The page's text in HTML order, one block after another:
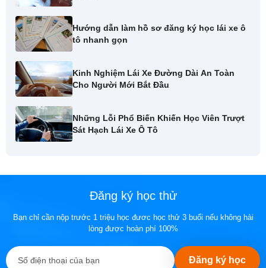
Hướng dẫn làm hồ sơ đăng ký học lái xe ô
tô nhanh gọn
Kinh Nghiệm Lái Xe Đường Dài An Toàn
Cho Người Mới Bắt Đầu
Những Lỗi Phổ Biến Khiến Học Viên Trượt
Sát Hạch Lái Xe Ô Tô
Đăng ký học thử
Bạn chỉ cần nộp trước 1 triệu học đươc học thử 3 buổi nếu không hài
lòng được hoàn phí 100%
Đăng ký học